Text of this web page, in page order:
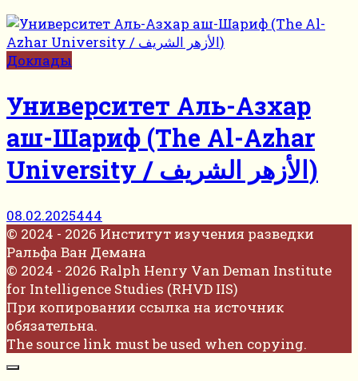
Доклады
Университет Аль-Азхар
аш-Шариф (The Al-Azhar
University / الأزهر الشريف)
08.02.2025444
© 2024 - 2026 Институт изучения разведки
Ральфа Ван Демана
© 2024 - 2026 Ralph Henry Van Deman Institute
for Intelligence Studies (RHVD IIS)
При копировании ссылка на источник
обязательна.
The source link must be used when copying.